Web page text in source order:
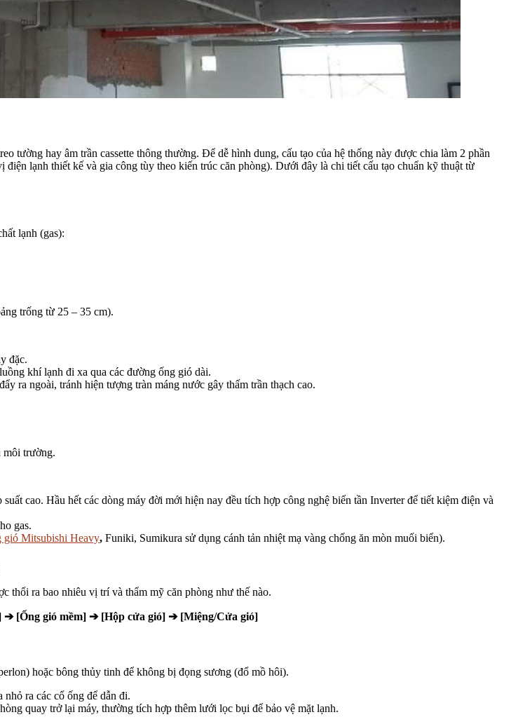
tường hay âm trần cassette thông thường. Để dễ hình dung, cấu tạo của hệ thống này được chia làm 2 phần
lạnh thiết kế và gia công tùy theo kiến trúc căn phòng). Dưới đây là chi tiết cấu tạo chuẩn kỹ thuật từ
lạnh (gas):
trống từ 25 – 35 cm).
đặc.
khí lạnh đi xa qua các đường ống gió dài.
ra ngoài, tránh hiện tượng tràn máng nước gây thấm trần thạch cao.
môi trường.
cao. Hầu hết các dòng máy đời mới hiện nay đều tích hợp công nghệ biến tần Inverter để tiết kiệm điện và
gas.
gió Mitsubishi Heavy, Funiki, Sumikura sử dụng cánh tản nhiệt mạ vàng chống ăn mòn muối biển).
thổi ra bao nhiêu vị trí và thẩm mỹ căn phòng như thế nào.
[Ống gió mềm] ➔ [Hộp cửa gió] ➔ [Miệng/Cửa gió]
hoặc bông thủy tinh để không bị đọng sương (đổ mồ hôi).
ra các cổ ống để dẫn đi.
quay trở lại máy, thường tích hợp thêm lưới lọc bụi để bảo vệ mặt lạnh.